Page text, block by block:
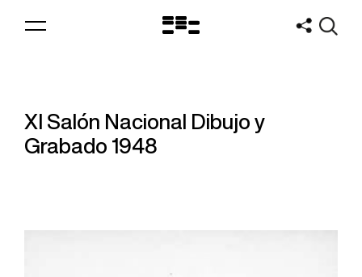
Logo
XI Salón Nacional Dibujo y
Grabado 1948